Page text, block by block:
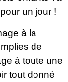
un jour !
à la
de
à toute une
tout donné